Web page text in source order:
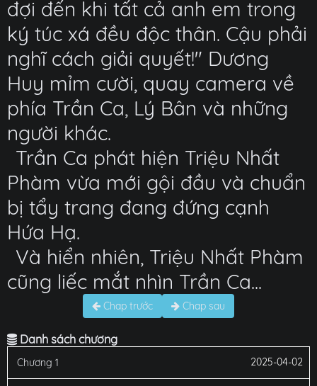
đợi đến khi tất cả anh em trong
ký túc xá đều độc thân. Cậu phải
nghĩ cách giải quyết!" Dương
Huy mỉm cười, quay camera về
phía Trần Ca, Lý Bân và những
người khác.
Trần Ca phát hiện Triệu Nhất
Phàm vừa mới gội đầu và chuẩn
bị tẩy trang đang đứng cạnh
Hứa Hạ.
Và hiển nhiên, Triệu Nhất Phàm
cũng liếc mắt nhìn Trần Ca...
Chap trước Chap sau
Danh sách chương
Chương 1 2025-04-02